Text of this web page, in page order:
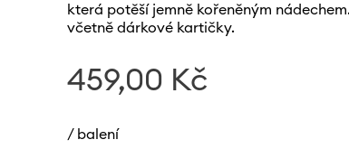
která potěší jemně kořeněným
včetně dárkové kartičky.
459,00 Kč
/ balení